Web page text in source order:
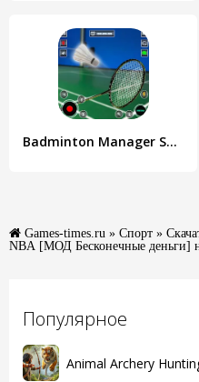
Популярное
Animal Archery
Badminton Manager Sports Games
Games-times.ru » Спорт »
NBA [МОД Бесконечные деньги]